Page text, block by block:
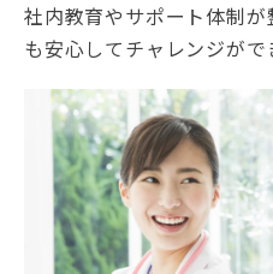
社内教育やサポート体制
も安心してチャレンジがで